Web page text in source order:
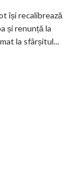
electric
își recalibrează
și renunță la
la sfârșitul...